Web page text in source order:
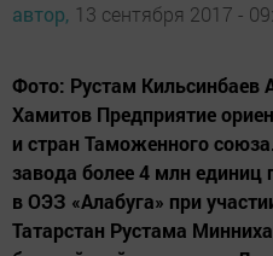
автор, 13 сентября 2017 -
Фото: Рустам Кильсинбаев
Хамитов Предприятие
и стран Таможенного
завода более 4 млн единиц
в ОЭЗ «Алабуга» при
Татарстан Рустама